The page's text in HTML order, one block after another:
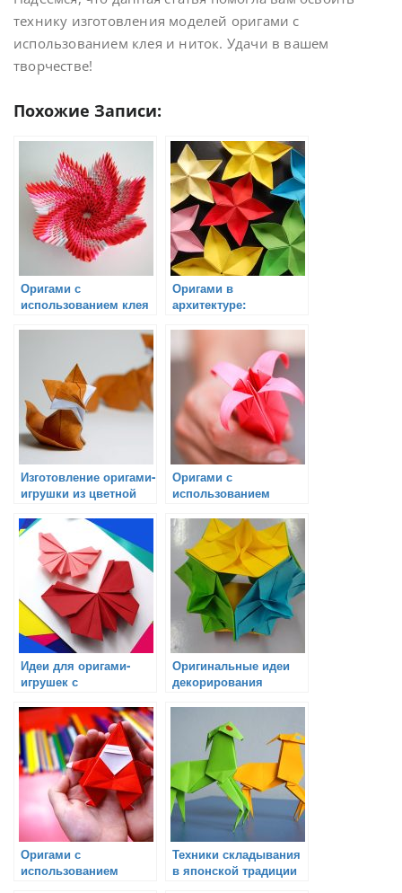
технику изготовления моделей оригами с
использованием клея и ниток. Удачи в вашем
творчестве!
Похожие Записи:
Оригами с
использованием клея
Оригами в
архитектуре:
зданий и сооружений
Изготовление оригами-
игрушки из цветной
для начинающих
Оригами с
использованием
Идеи для оригами-
игрушек с
разных материалов
Оригинальные идеи
декорирования
оригами
Оригами с
использованием
Техники складывания
в японской традиции